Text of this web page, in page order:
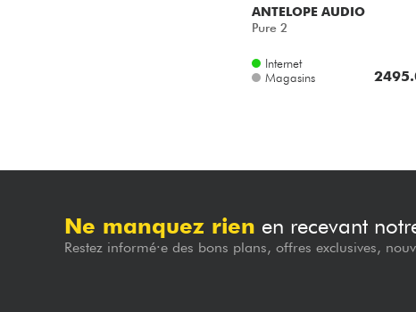
ANTELOPE AUDIO
Pure 2
Internet
Magasins
Ne manquez rien en recevant
Restez informé·e des bons plans, offres exclusives,